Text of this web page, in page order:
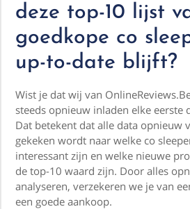
deze top-10 lijst
goedkope co
up-to-date blijft?
Wist je dat wij van
steeds opnieuw inladen elke eerste
Dat betekent dat alle data opnieuw
gekeken wordt naar welke co
interessant zijn en welke nieuwe
de top-10 waard zijn. Door alles
analyseren, verzekeren we je van
een goede aankoop.